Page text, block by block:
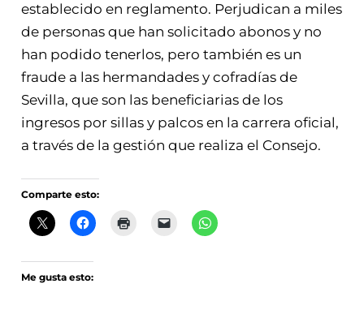
establecido en reglamento. Perjudican a miles
de personas que han solicitado abonos y no
han podido tenerlos, pero también es un
fraude a las hermandades y cofradías de
Sevilla, que son las beneficiarias de los
ingresos por sillas y palcos en la carrera oficial,
a través de la gestión que realiza el Consejo.
Comparte esto:
Me gusta esto: